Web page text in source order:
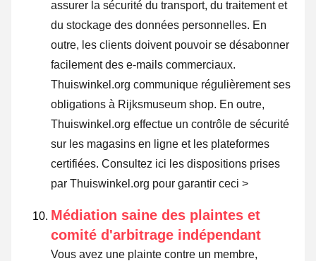
assurer la sécurité du transport, du traitement et
du stockage des données personnelles. En
outre, les clients doivent pouvoir se désabonner
facilement des e-mails commerciaux.
Thuiswinkel.org communique régulièrement ses
obligations à Rijksmuseum shop. En outre,
Thuiswinkel.org effectue un contrôle de sécurité
sur les magasins en ligne et les plateformes
certifiées. Consultez ici les dispositions prises
par Thuiswinkel.org pour garantir ceci >
Médiation saine des plaintes et
comité d'arbitrage indépendant
Vous avez une plainte contre un membre,